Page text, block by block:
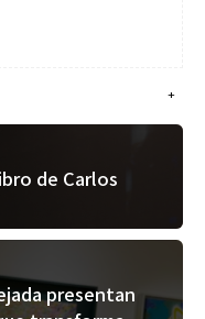
+
de Carlos
presentan